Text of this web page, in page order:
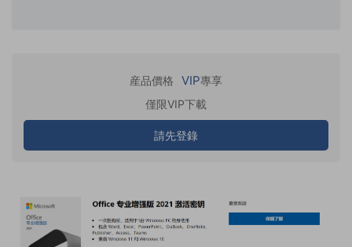
産品價格 VIP專享
僅限VIP下載
請先登錄